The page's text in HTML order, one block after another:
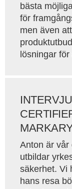
bästa
för
men även
lösningar
Anton är vår
utbildar
säkerhet. Vi
hans resa